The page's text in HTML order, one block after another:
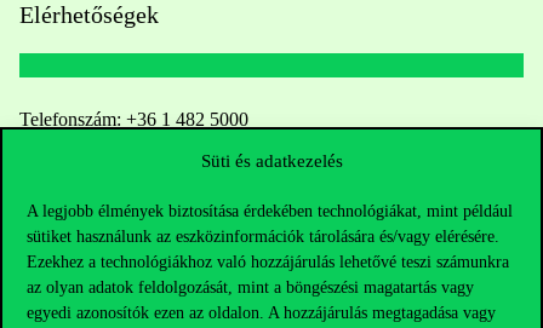
Süti és adatkezelés
A legjobb élmények biztosítása érdekében technológiákat, mint például
sütiket használunk az eszközinformációk tárolására és/vagy elérésére.
Ezekhez a technológiákhoz való hozzájárulás lehetővé teszi számunkra
az olyan adatok feldolgozását, mint a böngészési magatartás vagy
egyedi azonosítók ezen az oldalon. A hozzájárulás megtagadása vagy
Elérhetőségek
Telefonszám: +36 1 482 5000
Oktatói elérhetőségek
HUB jelenlegi hallgatóinknak